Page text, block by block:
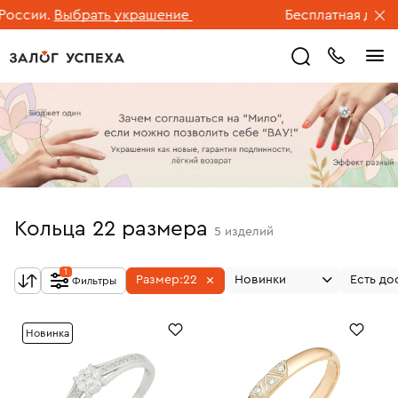
Выбрать украшение Бесплатная
Кольца 22 размера 5 изделий
Фильтры
1
Размер:22 Новинки Есть
Новинка